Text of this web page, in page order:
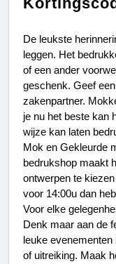
De leukste
leggen. Het
of een ander
geschenk. Geef
zakenpartner.
je nu het beste kan
wijze kan laten
Mok en Gekleurde
bedrukshop maakt
ontwerpen te
voor 14:00u dan
Voor elke
Denk maar aan de
leuke
of uitreiking. Maak